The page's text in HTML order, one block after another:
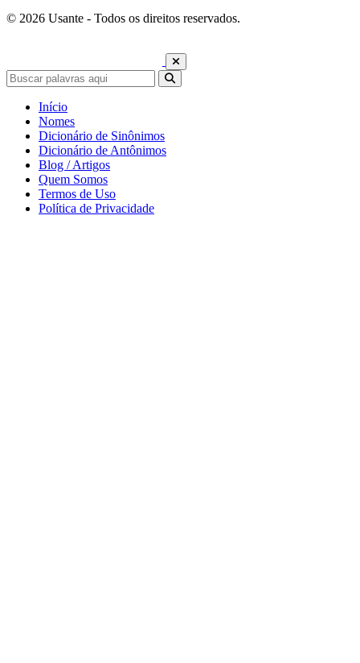
© 2026 Usante - Todos os direitos reservados.
Início
Nomes
Dicionário de Sinônimos
Dicionário de Antônimos
Blog / Artigos
Quem Somos
Termos de Uso
Política de Privacidade